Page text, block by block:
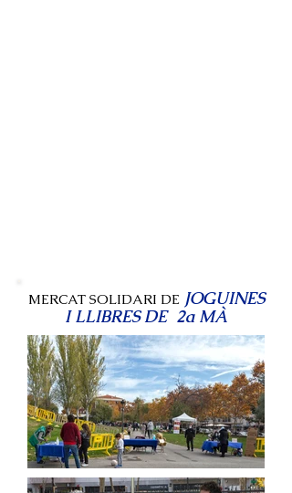
MERCAT SOLIDARI DE JOGUINES
I LLIBRES DE 2a MÀ